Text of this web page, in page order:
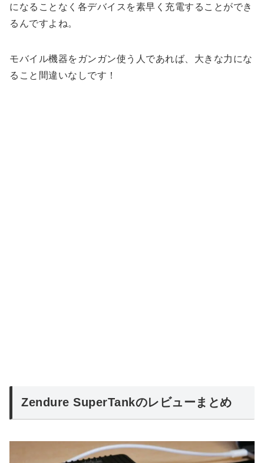
になることなく各デバイスを素早く充電することができ
るんですよね。
モバイル機器をガンガン使う人であれば、大きな力にな
ること間違いなしです！
Zendure SuperTankのレビューまとめ